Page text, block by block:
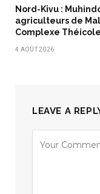
Nord-Kivu :
agriculteurs de
Complexe
4 AOÛT 2026
LEAVE A